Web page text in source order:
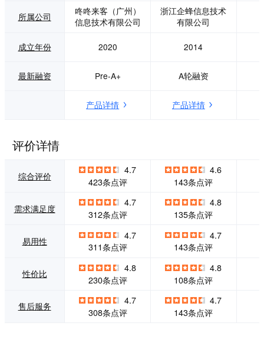
门店可以摆脱空间
和时间的限制，让
品牌在疫情环境下
已服务1300多个品
多个城市近2万个门
的追踪与转化，实
现每个渠道精准分
析。同时基于企业
户沉淀在企业私域
销工具帮助企业实
统实现全生命周期
管理服务全链路，
完成“引流—运营—
促活—跟进—签约
—复购”的一站式营
销服务全闭环。
所属公司
咚咚来客（广州）
信息技术有限公司
浙江企蜂信息技术
有限公司
成立年份 2020 2014
最新融资 Pre-A+ A轮融资
产品详情 产品详情
评价详情
综合评价
4.7
423条点评
4.6
143条点评
需求满足度
4.7
312条点评
4.8
135条点评
易用性
4.7
311条点评
4.7
143条点评
性价比
4.8
230条点评
4.8
108条点评
售后服务
4.7
308条点评
4.7
143条点评